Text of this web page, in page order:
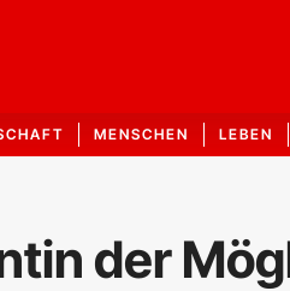
MENSCHEN LEBEN
der